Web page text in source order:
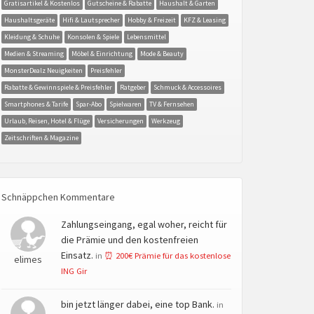
Gratisartikel & Kostenlos
Gutscheine & Rabatte
Haushalt & Garten
Haushaltsgeräte
Hifi & Lautsprecher Hobby & Freizeit
KFZ & Leasing
Kleidung & Schuhe
Konsolen & Spiele
Lebensmittel
Medien & Streaming
Möbel & Einrichtung
Mode & Beauty
MonsterDealz Neuigkeiten
Preisfehler
Rabatte & Gewinnspiele & Preisfehler
Ratgeber
Schmuck & Accessoires
Smartphones & Tarife
Spar-Abo Spielwaren
TV & Fernsehen
Urlaub, Reisen, Hotel & Flüge
Versicherungen
Werkzeug
Zeitschriften & Magazine
Schnäppchen Kommentare
elimes
Zahlungseingang, egal woher, reicht für
die Prämie und den kostenfreien
Einsatz. in ⏰ 200€ Prämie für das kostenlose
ING Gir
bin jetzt länger dabei, eine top Bank. in